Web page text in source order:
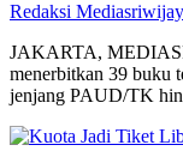
Redaksi
JAKARTA,
menerbitkan 39 buku
jenjang PAUD/TK